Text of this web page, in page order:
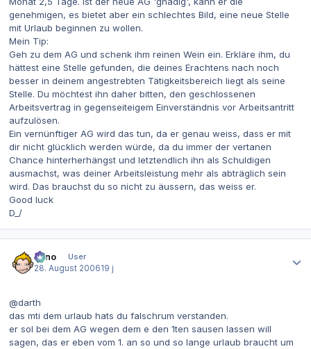
genehmigen, es bietet aber ein schlechtes Bild, eine neue Stelle
mit Urlaub beginnen zu wollen.
Mein Tip:
Geh zu dem AG und schenk ihm reinen Wein ein. Erkläre ihm, du
hättest eine Stelle gefunden, die deines Erachtens nach noch
besser in deinem angestrebten Tätigkeitsbereich liegt als seine
Stelle. Du möchtest ihn daher bitten, den geschlossenen
Arbeitsvertrag in gegenseiteigem Einverständnis vor Arbeitsantritt
aufzulösen.
Ein vernünftiger AG wird das tun, da er genau weiss, dass er mit
dir nicht glücklich werden würde, da du immer der vertanen
Chance hinterherhängst und letztendlich ihn als Schuldigen
ausmachst, was deiner Arbeitsleistung mehr als abträglich sein
wird. Das brauchst du so nicht zu äussern, das weiss er.
Good luck
D_/
Enno
User
28. August 200619 j
@darth
das mti dem urlaub hats du falschrum verstanden.
er sol bei dem AG wegen dem e den 1ten sausen lassen will
sagen, das er eben vom 1. an so und so lange urlaub braucht um